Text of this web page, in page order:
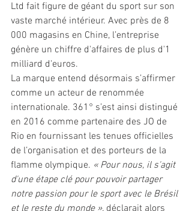
Ltd fait figure de géant du sport sur son
vaste marché intérieur. Avec près de 8
000 magasins en Chine, l’entreprise
génère un chiffre d'affaires de plus d'1
milliard d'euros.
La marque entend désormais s’affirmer
comme un acteur de renommée
internationale. 361° s’est ainsi distingué
en 2016 comme partenaire des JO de
Rio en fournissant les tenues officielles
de l’organisation et des porteurs de la
flamme olympique. « Pour nous, il s'agit
d'une étape clé pour pouvoir partager
notre passion pour le sport avec le Brésil